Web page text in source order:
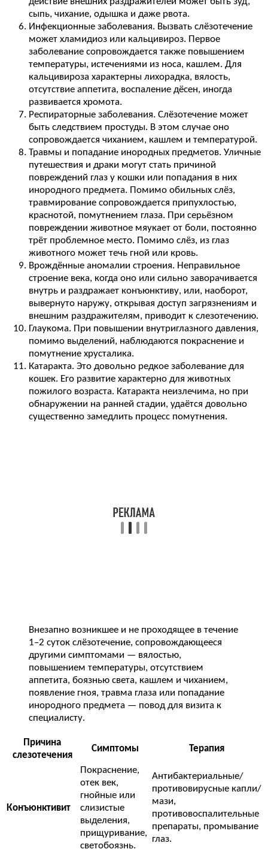
сыпь, чихание, одышка и даже рвота.
Инфекционные заболевания. Вызвать слёзотечение
может хламидиоз или кальцивироз. Первое
заболевание сопровождается также повышением
температуры, истечениями из носа, кашлем. Для
кальцивироза характерны лихорадка, вялость,
отсутствие аппетита, воспаление дёсен, иногда
развивается хромота.
Респираторные заболевания. Слёзотечение может
быть следствием простуды. В этом случае оно
сопровождается чиханием, кашлем и температурой.
Травмы и попадание инородных предметов. Уличные
путешествия и драки могут стать причиной
повреждений глаз у кошки или попадания в них
инородного предмета. Помимо обильных слёз,
травмирование сопровождается припухлостью,
краснотой, помутнением глаза. При серьёзном
повреждении животное мяукает от боли, постоянно
трёт проблемное место. Помимо слёз, из глаз
животного может течь гной или кровь.
Врождённые аномалии строения. Неправильное
строение века, когда оно или сильно заворачивается
внутрь и раздражает конъюнктиву, или, наоборот,
вывернуто наружу, открывая доступ загрязнениям и
внешним раздражителям, приводит к слезотечению.
Глаукома. При повышении внутриглазного давления,
помимо выделений, наблюдаются покраснение и
помутнение хрусталика.
Катаракта. Это довольно редкое заболевание для
кошек. Его развитие характерно для животных
пожилого возраста. Катаракта неизлечима, но при
обнаружении на ранней стадии, удаётся довольно
существенно замедлить процесс помутнения.
Внезапно возникшее и не проходящее в течение
1–2 суток слёзотечение, сопровождающееся
другими симптомами — вялостью,
повышением температуры, отсутствием
аппетита, боязнью света, кашлем и чиханием,
появление гноя, травма глаза или попадание
инородного предмета — повод для визита к
специалисту.
Причина
слезотечения
Симптомы Терапия
Конъюнктивит
Покраснение,
отек век,
гнойные или
слизистые
выделения,
прищуривание,
светобоязнь.
Антибактериальные/
противовирусные капли/
мази,
противовоспалительные
препараты, промывание
глаз.